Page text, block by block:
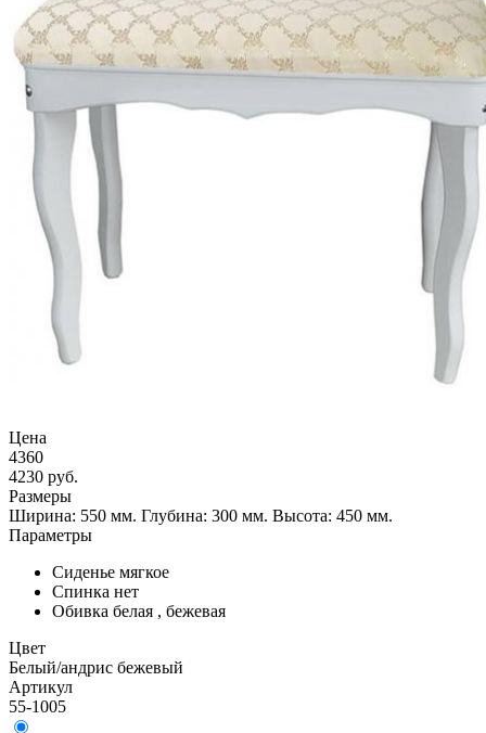
Цена
4360
4230 руб.
Размеры
Ширина: 550 мм. Глубина: 300 мм. Высота: 450 мм.
Параметры
Сиденье мягкое
Спинка нет
Обивка белая , бежевая
Цвет
Белый/андрис бежевый
Артикул
55-1005